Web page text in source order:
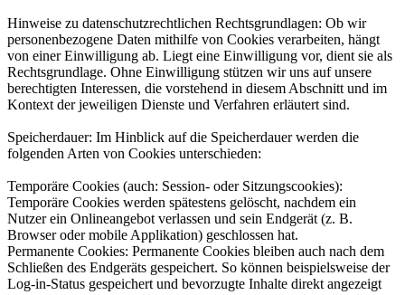
Hinweise zu datenschutzrechtlichen Rechtsgrundlagen: Ob wir
personenbezogene Daten mithilfe von Cookies verarbeiten, hängt
von einer Einwilligung ab. Liegt eine Einwilligung vor, dient sie als
Rechtsgrundlage. Ohne Einwilligung stützen wir uns auf unsere
berechtigten Interessen, die vorstehend in diesem Abschnitt und im
Kontext der jeweiligen Dienste und Verfahren erläutert sind.
Speicherdauer: Im Hinblick auf die Speicherdauer werden die
folgenden Arten von Cookies unterschieden:
Temporäre Cookies (auch: Session- oder Sitzungscookies):
Temporäre Cookies werden spätestens gelöscht, nachdem ein
Nutzer ein Onlineangebot verlassen und sein Endgerät (z. B.
Browser oder mobile Applikation) geschlossen hat.
Permanente Cookies: Permanente Cookies bleiben auch nach dem
Schließen des Endgeräts gespeichert. So können beispielsweise der
Log-in-Status gespeichert und bevorzugte Inhalte direkt angezeigt